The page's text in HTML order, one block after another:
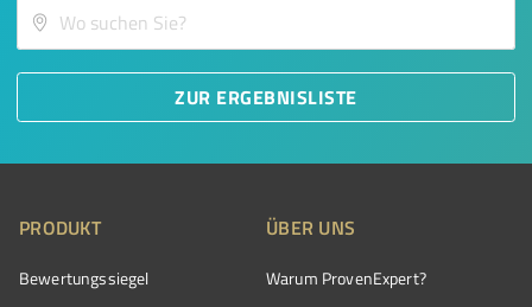
ZUR ERGEBNISLISTE
PRODUKT
Bewertungssiegel
ÜBER UNS
Warum ProvenExpert?